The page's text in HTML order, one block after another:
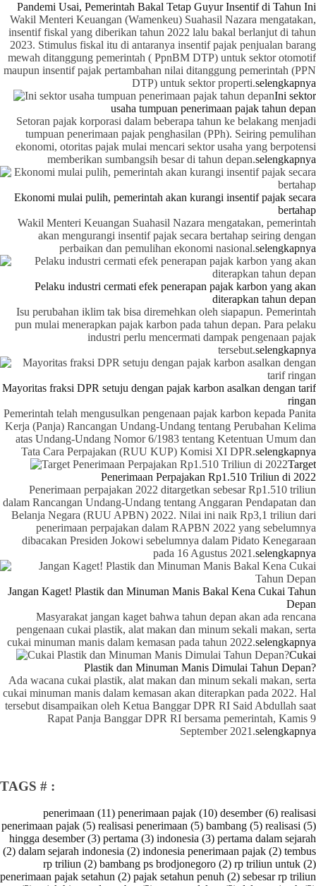
Pandemi Usai, Pemerintah Bakal Tetap Guyur Insentif di Tahun Ini
Wakil Menteri Keuangan (Wamenkeu) Suahasil Nazara mengatakan,
insentif fiskal yang diberikan tahun 2022 lalu bakal berlanjut di tahun
2023. Stimulus fiskal itu di antaranya insentif pajak penjualan barang
mewah ditanggung pemerintah ( PpnBM DTP) untuk sektor otomotif
maupun insentif pajak pertambahan nilai ditanggung pemerintah (PPN
DTP) untuk sektor properti.selengkapnya
Ini sektor
usaha tumpuan penerimaan pajak tahun depan
Setoran pajak korporasi dalam beberapa tahun ke belakang menjadi
tumpuan penerimaan pajak penghasilan (PPh). Seiring pemulihan
ekonomi, otoritas pajak mulai mencari sektor usaha yang berpotensi
memberikan sumbangsih besar di tahun depan.selengkapnya
Ekonomi mulai pulih, pemerintah akan kurangi insentif pajak secara
bertahap
Wakil Menteri Keuangan Suahasil Nazara mengatakan, pemerintah
akan mengurangi insentif pajak secara bertahap seiring dengan
perbaikan dan pemulihan ekonomi nasional.selengkapnya
Pelaku industri cermati efek penerapan pajak karbon yang akan
diterapkan tahun depan
Isu perubahan iklim tak bisa diremehkan oleh siapapun. Pemerintah
pun mulai menerapkan pajak karbon pada tahun depan. Para pelaku
industri perlu mencermati dampak pengenaan pajak
tersebut.selengkapnya
Mayoritas fraksi DPR setuju dengan pajak karbon asalkan dengan tarif
ringan
Pemerintah telah mengusulkan pengenaan pajak karbon kepada Panita
Kerja (Panja) Rancangan Undang-Undang tentang Perubahan Kelima
atas Undang-Undang Nomor 6/1983 tentang Ketentuan Umum dan
Tata Cara Perpajakan (RUU KUP) Komisi XI DPR.selengkapnya
Target
Penerimaan Perpajakan Rp1.510 Triliun di 2022
Penerimaan perpajakan 2022 ditargetkan sebesar Rp1.510 triliun
dalam Rancangan Undang-Undang tentang Anggaran Pendapatan dan
Belanja Negara (RUU APBN) 2022. Nilai ini naik Rp3,1 triliun dari
penerimaan perpajakan dalam RAPBN 2022 yang sebelumnya
dibacakan Presiden Jokowi sebelumnya dalam Pidato Kenegaraan
pada 16 Agustus 2021.selengkapnya
Jangan Kaget! Plastik dan Minuman Manis Bakal Kena Cukai Tahun
Depan
Masyarakat jangan kaget bahwa tahun depan akan ada rencana
pengenaan cukai plastik, alat makan dan minum sekali makan, serta
cukai minuman manis dalam kemasan pada tahun 2022.selengkapnya
Cukai
Plastik dan Minuman Manis Dimulai Tahun Depan?
Ada wacana cukai plastik, alat makan dan minum sekali makan, serta
cukai minuman manis dalam kemasan akan diterapkan pada 2022. Hal
tersebut disampaikan oleh Ketua Banggar DPR RI Said Abdullah saat
Rapat Panja Banggar DPR RI bersama pemerintah, Kamis 9
September 2021.selengkapnya
TAGS # :
penerimaan (11) penerimaan pajak (10) desember (6) realisasi
penerimaan pajak (5) realisasi penerimaan (5) bambang (5) realisasi (5)
hingga desember (3) pertama (3) indonesia (3) pertama dalam sejarah
(2) dalam sejarah indonesia (2) indonesia penerimaan pajak (2) tembus
rp triliun (2) bambang ps brodjonegoro (2) rp triliun untuk (2)
penerimaan pajak setahun (2) pajak setahun penuh (2) sebesar rp triliun